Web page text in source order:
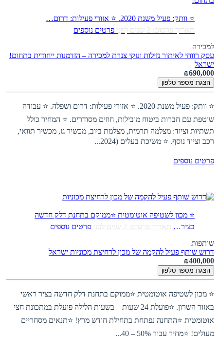
⭐ וותק: פעיל משנת 2020. ⭐ אזורי פעילות: דרום…
תאריך פרסום: 2 שנים לִפנֵי
פרטים נוספים
למכירה
עסק רווחי לאיתור נזילות ונזקי צנרת למכירה – הזדמנות ייחודית בתחום!
ישראל
₪690,000
הצגת מספר טלפון
⭐ וותק: פעיל משנת 2020. ⭐ אזורי פעילות: דרום ושפלה. ⭐ עבודה
שוטפת עם חברות ביטוח מובילות, חוזים מסודרים. ⭐ המחיר כולל
תשתיות וציוד: מצלמה תרמית, מצלמת ביוב, מכשיר גז, מכשיר תוואי,
רכב וציוד נוסף. ⭐ משיכת בעלים (2024...
פרטים נוספים
⭐ מכון לשטיפה אוטומטית ⭐ממוקם בתחנת דלק חדשה
בציר… תאריך פרסום: 2 שנים לִפנֵי
פרטים נוספים
שותפות
דרוש שותף פעיל להקמה של מכון לרחיצת מכוניות ישראל
₪400,000
הצגת מספר טלפון
⭐ מכון לשטיפה אוטומטית ⭐ממוקם בתחנת דלק חדשה בציר ראשי
באזור השרון. ⭐פועלת 24 שעות – בשעות הלילה פועלת במתכונת חצי
אוטומטית ⭐התחנה נפתחת בתחילת חודש מרץ! ⭐תנאים מסחריים
מעולים! ⭐מחיר עבור 50% – 40...